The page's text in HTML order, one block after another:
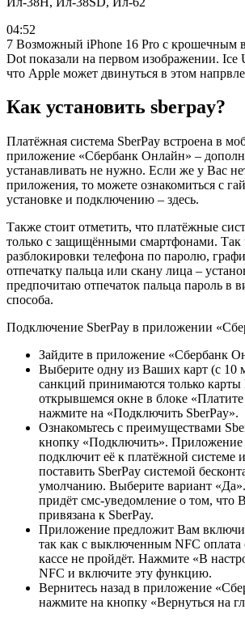
04:52
7 Возможный iPhone 16 Pro с крошечным
Dot показали на первом изображении. Ice
что Apple может двинуться в этом
Как установить sberpay?
Платёжная система SberPay встроена в
приложение «Сбербанк Онлайн» –
устанавливать не нужно. Если же у Вас
приложения, то можете ознакомиться с
установке и подключению – здесь.
Также стоит отметить, что платёжные
только с защищёнными смартфонами. Так
разблокировки телефона по паролю,
отпечатку пальца или скану лица –
предпочитаю отпечаток пальца пароль в
способа.
Подключение SberPay в приложении
Зайдите в приложение «Сбербанк
Выберите одну из Ваших карт (с 10
санкций принимаются только
открывшемся окне в блоке
нажмите на «Подключить SberPay».
Ознакомьтесь с преимуществами
кнопку «Подключить». Приложение
подключит её к платёжной системе
поставить SberPay системой
умолчанию. Выберите вариант
придёт смс-уведомление о том, что
привязана к SberPay.
Приложение предложит Вам
так как с выключенным NFC оплата
кассе не пройдёт. Нажмите «В
NFC и включите эту функцию.
Вернитесь назад в приложение
нажмите на кнопку «Вернуться на